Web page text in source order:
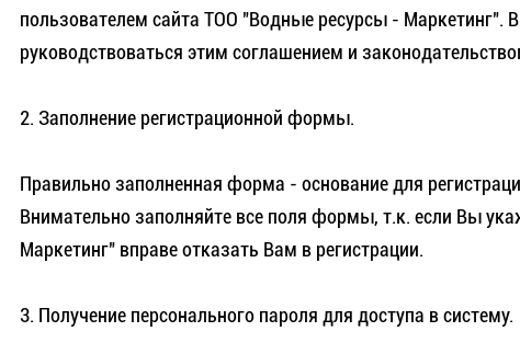
пользователем сайта ТОО "Водные ресурсы - Маркетинг".
руководствоваться этим соглашением и
2. Заполнение регистрационной формы.
Правильно заполненная форма - основание для
Внимательно заполняйте все поля формы, т.к. если Вы
Маркетинг" вправе отказать Вам в регистрации.
3. Получение персонального пароля для доступа в систему.